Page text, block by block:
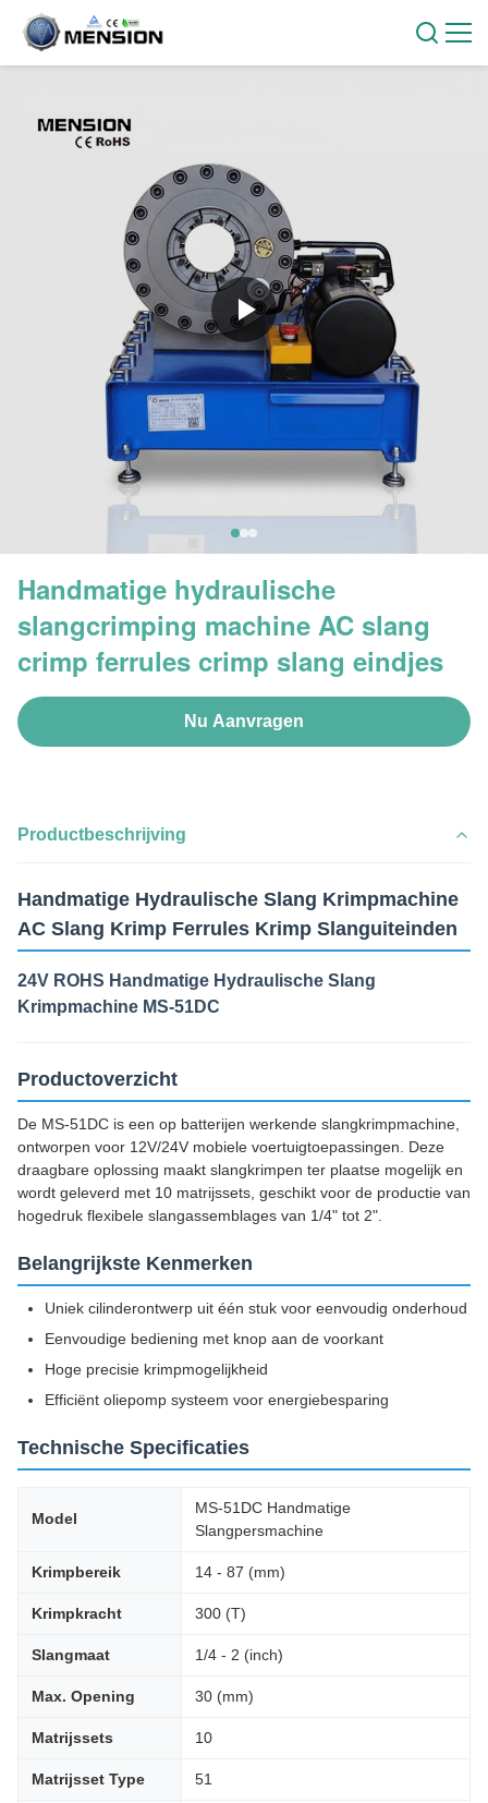
Handmatige hydraulische
slangcrimping machine AC slang
crimp ferrules crimp slang eindjes
Nu Aanvragen
Productbeschrijving
Handmatige Hydraulische Slang Krimpmachine
AC Slang Krimp Ferrules Krimp Slanguiteinden
24V ROHS Handmatige Hydraulische Slang
Krimpmachine MS-51DC
Productoverzicht
De MS-51DC is een op batterijen werkende slangkrimpmachine,
ontworpen voor 12V/24V mobiele voertuigtoepassingen. Deze
draagbare oplossing maakt slangkrimpen ter plaatse mogelijk en
wordt geleverd met 10 matrijssets, geschikt voor de productie van
hogedruk flexibele slangassemblages van 1/4" tot 2".
Belangrijkste Kenmerken
Uniek cilinderontwerp uit één stuk voor eenvoudig onderhoud
Eenvoudige bediening met knop aan de voorkant
Hoge precisie krimpmogelijkheid
Efficiënt oliepomp systeem voor energiebesparing
Technische Specificaties
Model
MS-51DC Handmatige
Slangpersmachine
Krimpbereik 14 - 87 (mm)
Krimpkracht 300 (T)
Slangmaat 1/4 - 2 (inch)
Max. Opening 30 (mm)
Matrijssets 10
Matrijsset Type 51